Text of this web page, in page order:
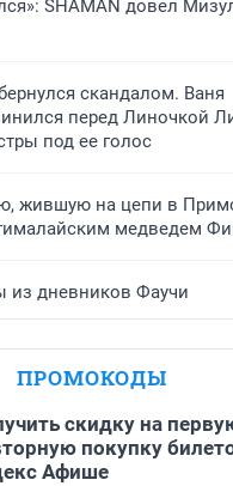
SHAMAN довел
скандалом. Ваня
перед Линочкой
под ее голос
жившую на цепи в
медведем
из дневников Фаучи
ПРОМОКОДЫ
скидку на
покупку
Афише